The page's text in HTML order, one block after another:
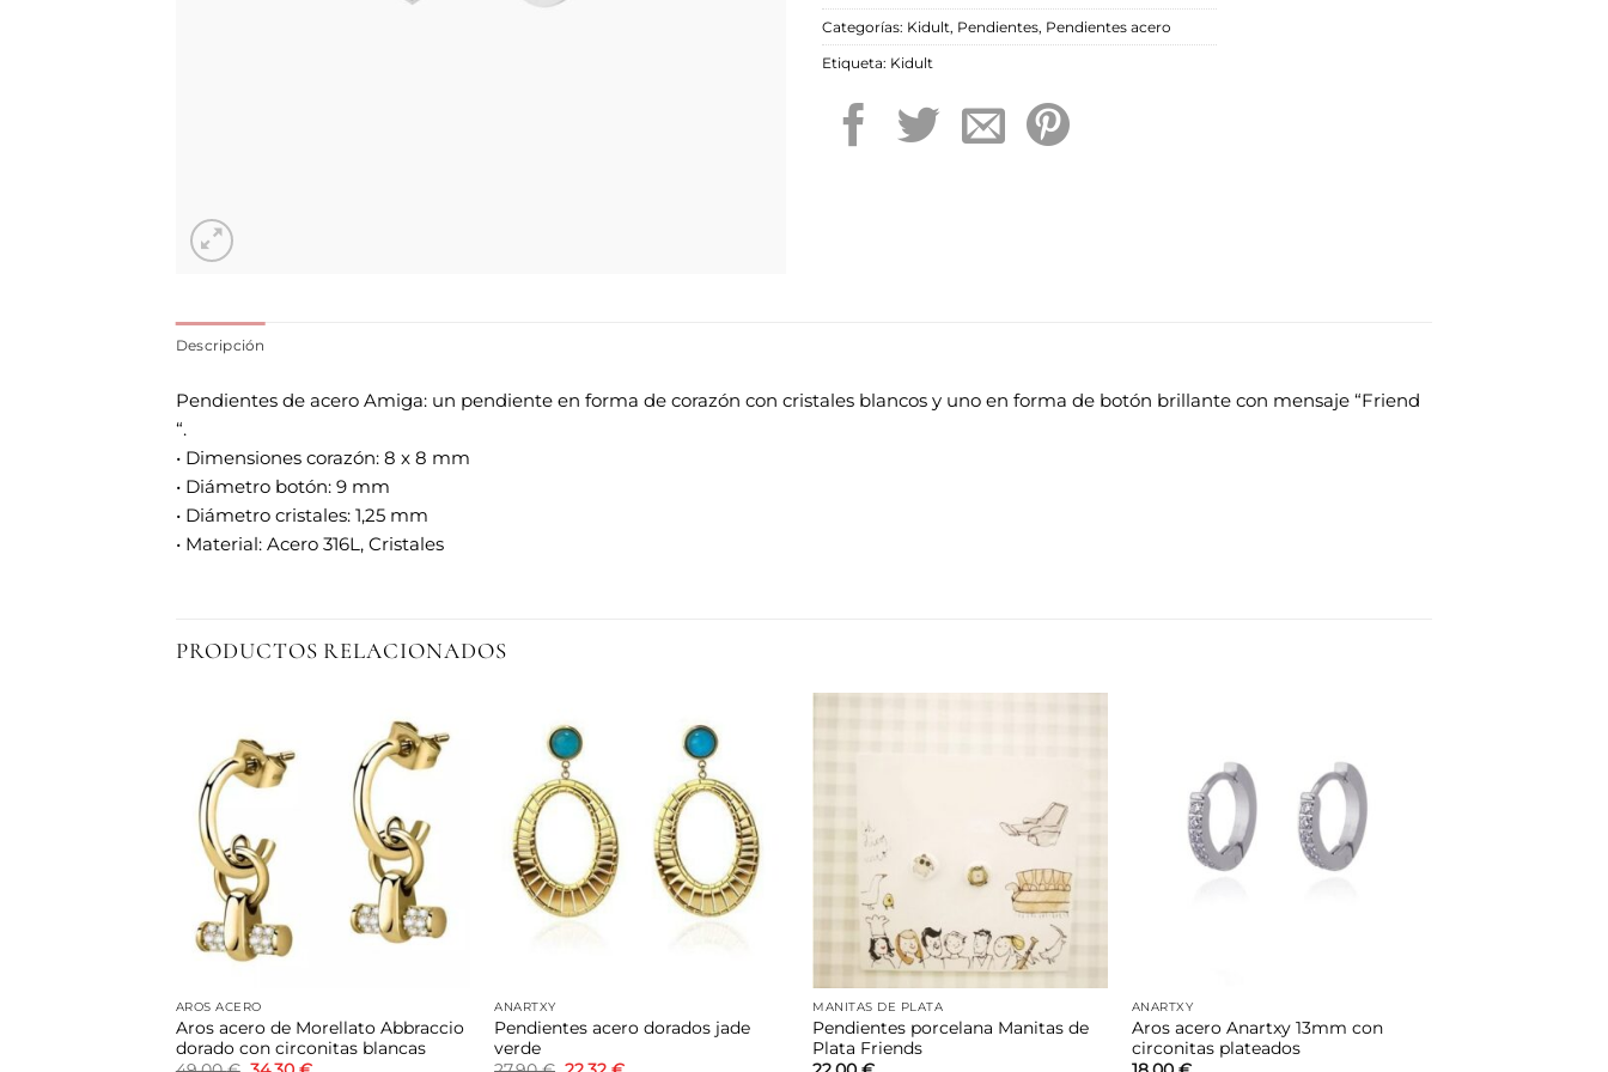
Categorías: Kidult, Pendientes, Pendientes acero
Etiqueta: Kidult
Descripción
Pendientes de acero Amiga: un pendiente en forma de corazón con cristales blancos y uno en forma de botón brillante con mensaje “Friend
“.
• Dimensiones corazón: 8 x 8 mm
• Diámetro botón: 9 mm
• Diámetro cristales: 1,25 mm
• Material: Acero 316L, Cristales
PRODUCTOS RELACIONADOS
Añadir
a la
AROS ACERO
Aros acero de Morellato Abbraccio
dorado con circonitas blancas
lista de
deseos
ANARTXY
Pendientes acero dorados jade
verde
deseos
MANITAS DE PLATA
Pendientes porcelana Manitas de
Plata Friends
lista de
ANARTXY
Aros acero Anartxy 13mm con
circonitas plateados